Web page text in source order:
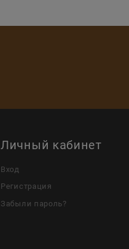
Личный кабинет
Вход
Регистрация
Забыли пароль?